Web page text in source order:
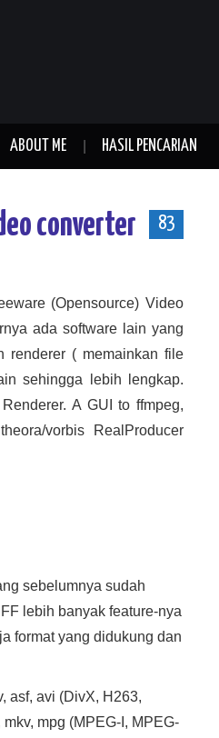
ABOUT ME HASIL PENCARIAN
83
converter
(Opensource) Video
ada software lain yang
renderer ( memainkan file
sehingga lebih lengkap.
A GUI to ffmpeg,
vorbis RealProducer
sebelumnya sudah
lebih banyak feature-nya
format yang didukung dan
asf, avi (DivX, H263,
mpg (MPEG-I, MPEG-